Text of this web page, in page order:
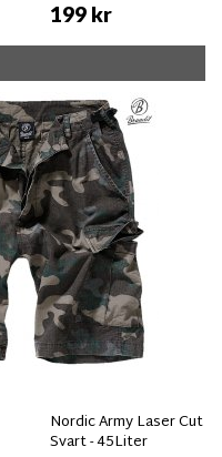
199 kr
Nordic Army Laser Cut
Svart - 45Liter